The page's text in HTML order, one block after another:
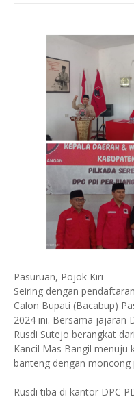
Pasuruan, Pojok Kiri
Seiring dengan
Calon Bupati (Bacabup)
2024 ini. Bersama jajaran
Rusdi Sutejo berangkat
Kancil Mas Bangil menuju
banteng dengan moncong
Rusdi tiba di kantor DPC